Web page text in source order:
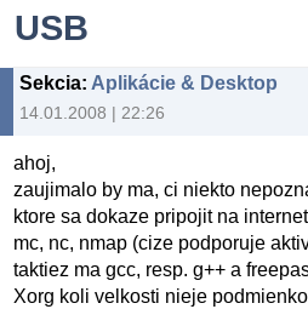
USB
Sekcia: Aplikácie & Desktop
14.01.2008 | 22:26
ahoj,
zaujimalo by ma, ci niekto
ktore sa dokaze pripojit na
mc, nc, nmap (cize podporuje
taktiez ma gcc, resp. g++ a
Xorg koli velkosti nieje